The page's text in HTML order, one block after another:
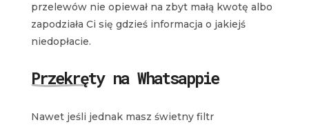
przelewów nie opiewał na zbyt małą kwotę albo
zapodziała Ci się gdzieś informacja o jakiejś
niedopłacie.
Przekręty na Whatsappie
Nawet jeśli jednak masz świetny filtr